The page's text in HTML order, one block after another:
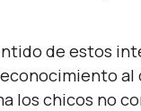
de estos
los chicos no